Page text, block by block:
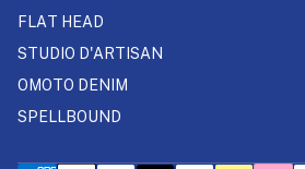
FLAT HEAD
STUDIO D'ARTISAN
OMOTO DENIM
SPELLBOUND